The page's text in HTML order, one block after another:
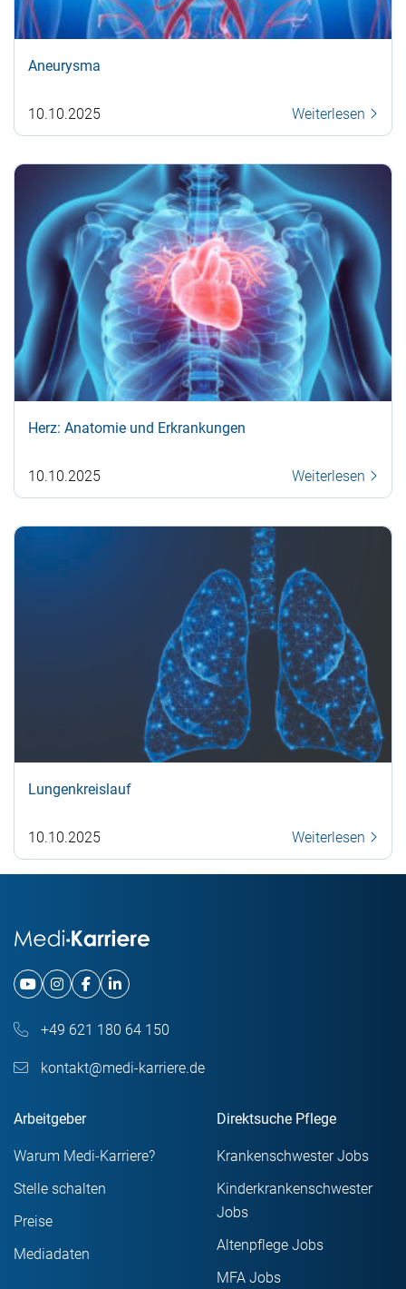
Aneurysma
10.10.2025 Weiterlesen
Herz: Anatomie und Erkrankungen
10.10.2025 Weiterlesen
Lungenkreislauf
10.10.2025 Weiterlesen
+49 621 180 64 150
kontakt@medi-karriere.de
Arbeitgeber
Warum Medi-Karriere?
Stelle schalten
Preise
Mediadaten
Direktsuche Pflege
Krankenschwester Jobs
Kinderkrankenschwester
Jobs
Altenpflege Jobs
MFA Jobs